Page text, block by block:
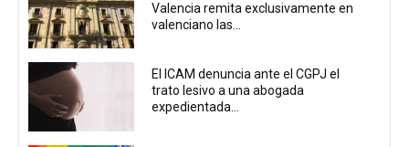
Valencia remita exclusivamente en
valenciano las...
El ICAM denuncia ante el CGPJ el
trato lesivo a una abogada
expedientada...